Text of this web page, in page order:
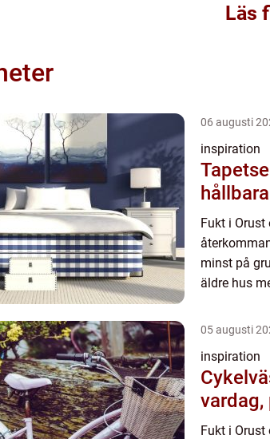
Läs
06 augusti
inspiration
Tapetsering så
Fukt i
minst på
äldre hus
05 augusti
inspiration
vardag,
Fukt i